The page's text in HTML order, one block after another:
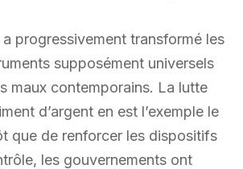
progressivement transformé les
supposément universels
maux contemporains. La lutte
d’argent en est l’exemple le
que de renforcer les dispositifs
les gouvernements ont